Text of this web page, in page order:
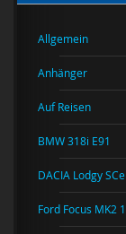
Allgemein
Anhänger
Auf Reisen
BMW 318i E91
DACIA Lodgy
Ford Focus MK2